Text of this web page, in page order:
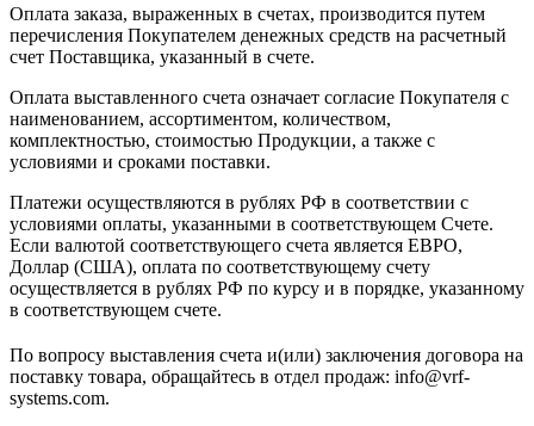
Оплата заказа, выраженных в счетах, производится путем
перечисления Покупателем денежных средств на расчетный
счет Поставщика, указанный в счете.
Оплата выставленного счета означает согласие Покупателя с
наименованием, ассортиментом, количеством,
комплектностью, стоимостью Продукции, а также с
условиями и сроками поставки.
Платежи осуществляются в рублях РФ в соответствии с
условиями оплаты, указанными в соответствующем Счете.
Если валютой соответствующего счета является ЕВРО,
Доллар (США), оплата по соответствующему cчету
осуществляется в рублях РФ по курсу и в порядке, указанному
в соответствующем cчете.
По вопросу выставления счета и(или) заключения договора на
поставку товара, обращайтесь в отдел продаж: info@vrf-
systems.com.